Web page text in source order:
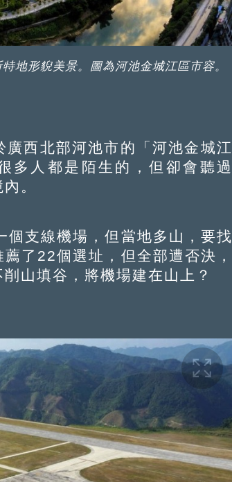
地形貎美景。圖為河池金城江區市容。
西北部河池市的「河池金城江
多人都是陌生的，但卻會聽過
。
支線機場，但當地多山，要找
了22個選址，但全部遭否決，
山填谷，將機場建在山上？